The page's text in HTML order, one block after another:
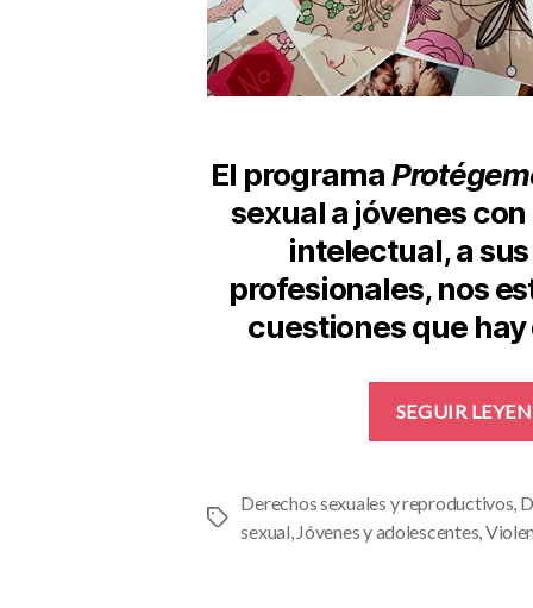
El programa
sexual a jóvenes
intelectual, a
profesionales, nos
cuestiones que
SEGUIR
Etiquetas
Derechos sexuales y reproductivos
sexual Jóvenes y adolescentes